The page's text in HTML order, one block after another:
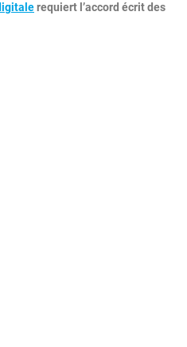
requiert l’accord écrit des